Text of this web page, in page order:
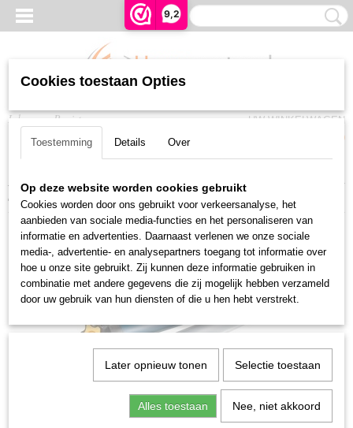
9,2
Inloggen Registreren
UW WINKELWAGEN
(0)
Home > Rolluiken en Zonwering Somfy buismotoren
>
Sunilus Screen 6/17 IO LT50, 5 mtr snoer wit (VVF)
Cookies toestaan Opties
Toestemming Details Over
Op deze website worden cookies gebruikt
Cookies worden door ons gebruikt voor verkeersanalyse, het
aanbieden van sociale media-functies en het personaliseren van
informatie en advertenties. Daarnaast verlenen we onze sociale
media-, advertentie- en analysepartners toegang tot informatie over
hoe u onze site gebruikt. Zij kunnen deze informatie gebruiken in
combinatie met andere gegevens die zij mogelijk hebben verzameld
door uw gebruik van hun diensten of die u hen hebt verstrekt.
Later opnieuw tonen Selectie toestaan
Alles toestaan Nee, niet akkoord